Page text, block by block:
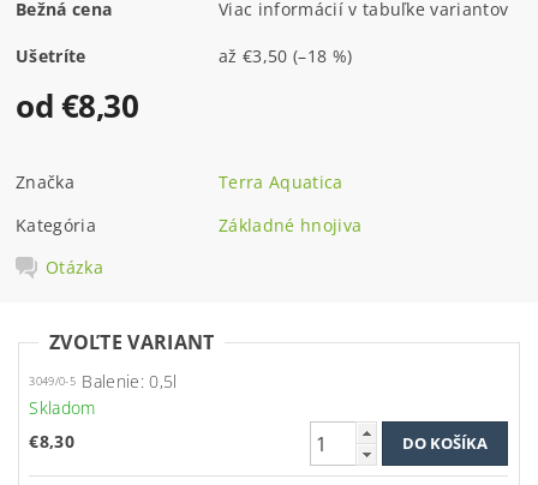
Bežná cena Viac informácií v tabuľke variantov
Ušetríte až€3,50 (–18 %)
od €8,30
Značka
Terra Aquatica
Kategória
Základné hnojiva
Otázka
ZVOĽTE VARIANT
3049/0-5 Balenie: 0,5l
Skladom
€8,30